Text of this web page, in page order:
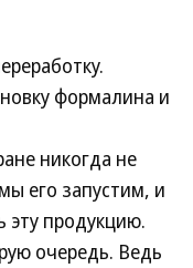
формалина и
никогда не
его запустим, и
эту продукцию.
очередь. Ведь